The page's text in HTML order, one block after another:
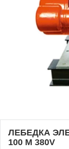
ЛЕБЕДКА
100 М 380V